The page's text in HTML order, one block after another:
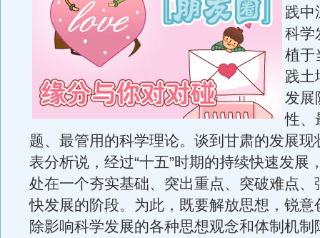
践中
科学
植于
践土
发展
性、
题、最管用的科学理论。谈到甘肃的发展现
表分析说，经过“十五”时期的持续快速发展
处在一个夯实基础、突出重点、突破难点、
快发展的阶段。为此，既要解放思想，锐意
除影响科学发展的各种思想观念和体制机制